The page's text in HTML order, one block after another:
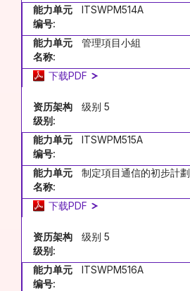
能力单元
编号:
ITSWPM514A
能力单元
名称:
管理項目小組
下载PDF
资历架构
级别:
级别 5
能力单元
编号:
ITSWPM515A
能力单元
名称:
制定項目通信的初步計劃
下载PDF
资历架构
级别:
级别 5
能力单元
编号:
ITSWPM516A